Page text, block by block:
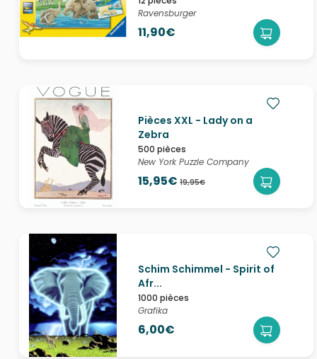
Ravensburger
11,90€
Pièces XXL - Lady on a
Zebra
500 pièces
New York Puzzle Company
15,95€ 19,95€
Schim Schimmel - Spirit of
Afr...
1000 pièces
Grafika
6,00€